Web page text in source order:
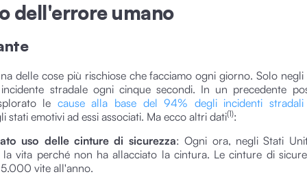
dell'errore umano
delle cose più rischiose che facciamo ogni giorno. Solo negli
stradale ogni cinque secondi. In un precedente
le cause alla base del 94% degli incidenti stradali
stati emotivi ad essi associati. Ma ecco altri dati(1):
uso delle cinture di sicurezza: Ogni ora, negli Stati
la vita perché non ha allacciato la cintura. Le cinture di
vite all'anno.